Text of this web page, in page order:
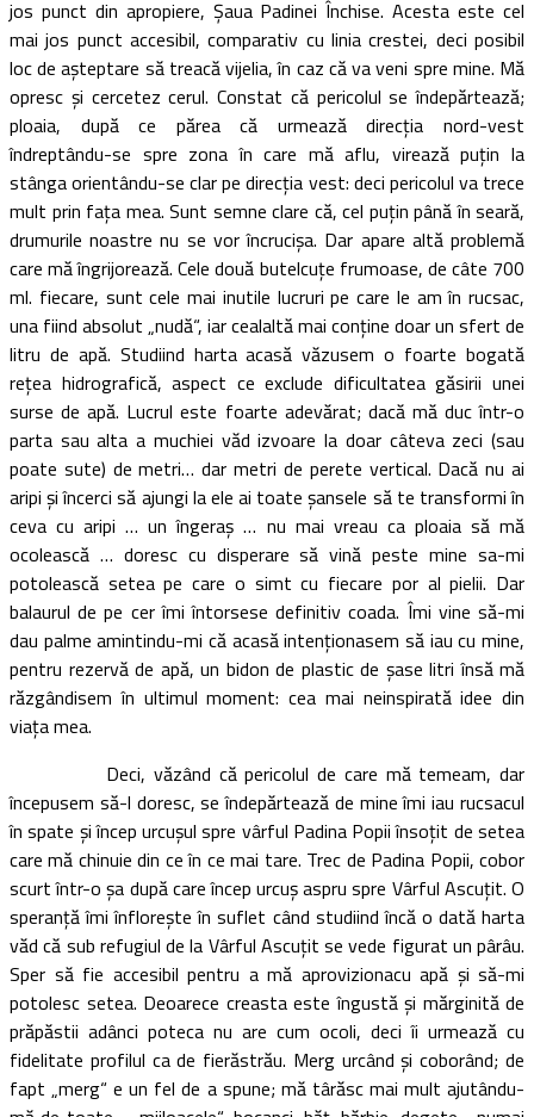
jos punct din apropiere, Şaua Padinei Închise. Acesta este cel
mai jos punct accesibil, comparativ cu linia crestei, deci posibil
loc de aşteptare să treacă vijelia, în caz că va veni spre mine. Mă
opresc şi cercetez cerul. Constat că pericolul se îndepărtează;
ploaia, după ce părea că urmează direcţia nord-vest
îndreptându-se spre zona în care mă aflu, virează puţin la
stânga orientându-se clar pe direcţia vest: deci pericolul va trece
mult prin faţa mea. Sunt semne clare că, cel puţin până în seară,
drumurile noastre nu se vor încrucişa. Dar apare altă problemă
care mă îngrijorează. Cele două butelcuţe frumoase, de câte 700
ml. fiecare, sunt cele mai inutile lucruri pe care le am în rucsac,
una fiind absolut „nudă“, iar cealaltă mai conţine doar un sfert de
litru de apă. Studiind harta acasă văzusem o foarte bogată
reţea hidrografică, aspect ce exclude dificultatea găsirii unei
surse de apă. Lucrul este foarte adevărat; dacă mă duc într-o
parta sau alta a muchiei văd izvoare la doar câteva zeci (sau
poate sute) de metri… dar metri de perete vertical. Dacă nu ai
aripi şi încerci să ajungi la ele ai toate şansele să te transformi în
ceva cu aripi … un îngeraş … nu mai vreau ca ploaia să mă
ocolească … doresc cu disperare să vină peste mine sa-mi
potolească setea pe care o simt cu fiecare por al pielii. Dar
balaurul de pe cer îmi întorsese definitiv coada. Îmi vine să-mi
dau palme amintindu-mi că acasă intenţionasem să iau cu mine,
pentru rezervă de apă, un bidon de plastic de şase litri însă mă
răzgândisem în ultimul moment: cea mai neinspirată idee din
viaţa mea.
Deci, văzând că pericolul de care mă temeam, dar
începusem să-l doresc, se îndepărtează de mine îmi iau rucsacul
în spate şi încep urcuşul spre vârful Padina Popii însoţit de setea
care mă chinuie din ce în ce mai tare. Trec de Padina Popii, cobor
scurt într-o şa după care încep urcuş aspru spre Vârful Ascuţit. O
speranţă îmi înfloreşte în suflet când studiind încă o dată harta
văd că sub refugiul de la Vârful Ascuţit se vede figurat un pârâu.
Sper să fie accesibil pentru a mă aprovizionacu apă şi să-mi
potolesc setea. Deoarece creasta este îngustă şi mărginită de
prăpăstii adânci poteca nu are cum ocoli, deci îi urmează cu
fidelitate profilul ca de fierăstrău. Merg urcând şi coborând; de
fapt „merg“ e un fel de a spune; mă târăsc mai mult ajutându-